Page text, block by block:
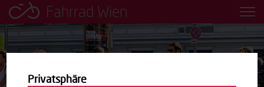
Fahrrad Wien
Leih dir einfach ein Transportfahrrad in deiner Nähe aus!
Mobilitätsbildung für Kinder und
Jugendliche
Privatsphäre